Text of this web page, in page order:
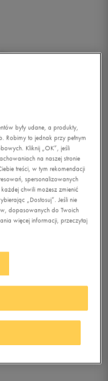
1/3
były udane, a produkty,
Robimy to jednak przy pełnym
Kliknij „OK”, jeśli
na naszej stronie
treści, w tym rekomendacji
spersonalizowanych
chwili możesz zmienić
„Dostosuj”. Jeśli nie
dopasowanych do Twoich
więcej informacji, przeczytaj